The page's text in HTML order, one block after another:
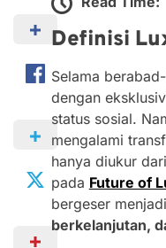
Definisi
Selama
dengan
status sosial.
mengalami
hanya diukur
pada Future of
bergeser
berkelanjutan,